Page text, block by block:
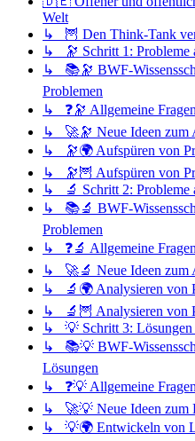
Welt
↳ 🦉 Den Think-Tank
↳ 🔭 Schritt 1: Probleme
↳ 📚🔭 BWF-
Problemen
↳ ❓🔭 Allgemeine
↳ 🚀🔭 Neue Ideen zum
↳ 🔭🌍 Aufspüren von
↳ 🔭🦉 Aufspüren von
↳ 🔬 Schritt 2: Probleme
↳ 📚🔬 BWF-
Problemen
↳ ❓🔬 Allgemeine
↳ 🚀🔬 Neue Ideen zum
↳ 🔬🌍 Analysieren von
↳ 🔬🦉 Analysieren von
↳ 💡 Schritt 3: Lösungen
↳ 📚💡 BWF-
Lösungen
↳ ❓💡 Allgemeine
↳ 🚀💡 Neue Ideen zum
↳ 💡🌍 Entwickeln von